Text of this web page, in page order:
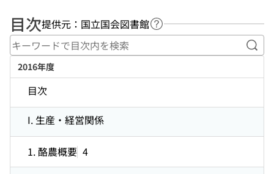
目次提供元：国立国会図書館 ヘルプページへのリンク
キ
2016年度
目次
I. 生産・経営関係
1. 酪農概要 4